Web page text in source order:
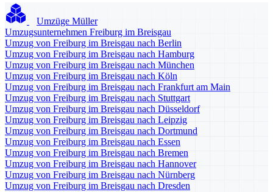
Umzüge Müller
Umzugsunternehmen Freiburg im Breisgau
Umzug von Freiburg im Breisgau nach Berlin
Umzug von Freiburg im Breisgau nach Hamburg
Umzug von Freiburg im Breisgau nach München
Umzug von Freiburg im Breisgau nach Köln
Umzug von Freiburg im Breisgau nach Frankfurt am Main
Umzug von Freiburg im Breisgau nach Stuttgart
Umzug von Freiburg im Breisgau nach Düsseldorf
Umzug von Freiburg im Breisgau nach Leipzig
Umzug von Freiburg im Breisgau nach Dortmund
Umzug von Freiburg im Breisgau nach Essen
Umzug von Freiburg im Breisgau nach Bremen
Umzug von Freiburg im Breisgau nach Hannover
Umzug von Freiburg im Breisgau nach Nürnberg
Umzug von Freiburg im Breisgau nach Dresden